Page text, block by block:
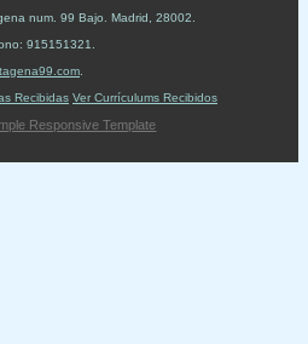
num. 99 Bajo Madrid 28002
915151321
Recibidas Ver Currículums Recibidos
Responsive Template